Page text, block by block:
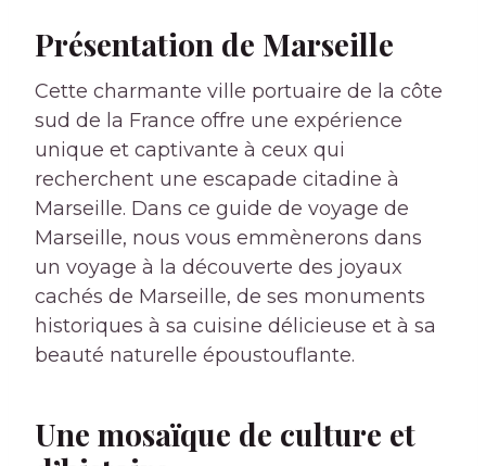
Présentation de Marseille
Cette charmante ville portuaire de la côte
sud de la France offre une expérience
unique et captivante à ceux qui
recherchent une escapade citadine à
Marseille. Dans ce guide de voyage de
Marseille, nous vous emmènerons dans
un voyage à la découverte des joyaux
cachés de Marseille, de ses monuments
historiques à sa cuisine délicieuse et à sa
beauté naturelle époustouflante.
Une mosaïque de culture et